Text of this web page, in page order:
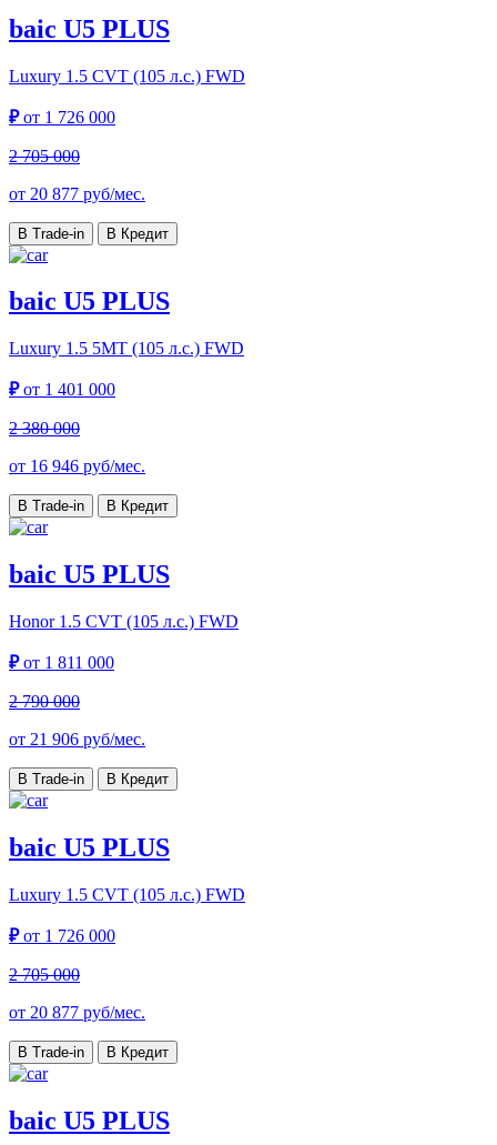
baic U5 PLUS
Luxury 1.5 CVT (105 л.с.) FWD
₽от 1 726 000
2 705 000
от 20 877 руб/мес.
В Trade-in В Кредит
baic U5 PLUS
Luxury 1.5 5MT (105 л.с.) FWD
₽от 1 401 000
2 380 000
от 16 946 руб/мес.
В Trade-in В Кредит
baic U5 PLUS
Honor 1.5 CVT (105 л.с.) FWD
₽от 1 811 000
2 790 000
от 21 906 руб/мес.
В Trade-in В Кредит
baic U5 PLUS
Luxury 1.5 CVT (105 л.с.) FWD
₽от 1 726 000
2 705 000
от 20 877 руб/мес.
В Trade-in В Кредит
baic U5 PLUS